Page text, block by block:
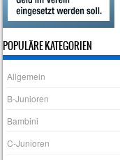
POPULÄRE KATEGORIEN
Allgemein
B-Junioren
Bambini
C-Junioren